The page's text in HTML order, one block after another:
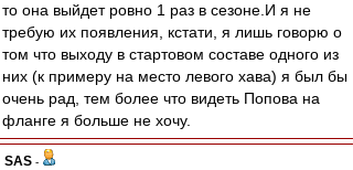
то она выйдет ровно 1 раз в сезоне.И я не
требую их появления, кстати, я лишь говорю о
том что выходу в стартовом составе одного из
них (к примеру на место левого хава) я был бы
очень рад, тем более что видеть Попова на
фланге я больше не хочу.
SAS -